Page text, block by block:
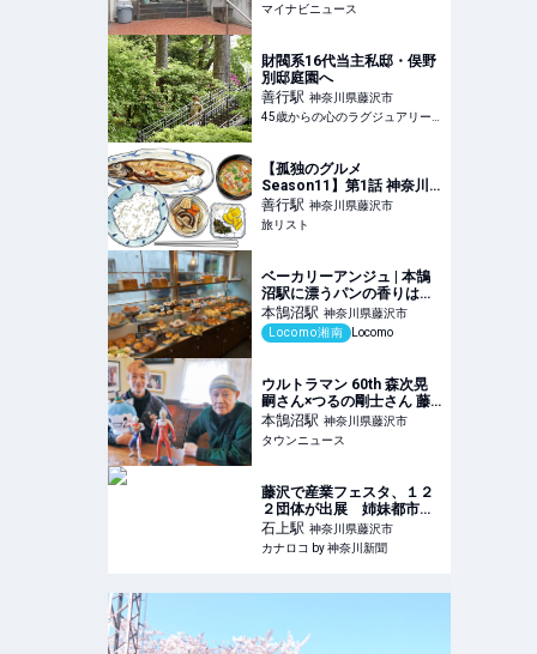
マイナビニュース
財閥系16代当主私邸・俣野
別邸庭園へ
善行駅 神奈川県藤沢市
45歳からの心のラグジュアリーメディア
【孤独のグルメ
Season11】第1話 神奈川
県藤沢市善行のさばみりん
と豚汁『おうちごはん はる
ね』 2026/4/3放送|旅リス
善行駅 神奈川県藤沢市
旅リスト
ベーカリーアンジュ | 本鵠
沼駅に漂うパンの香りは天
然酵母パンから！人気パン
や予約方法もご紹介 | 湘南
の地域メディア Locomo
本鵠沼駅 神奈川県藤沢市
Locomo湘南
Locomo
ウルトラマン 60th 森次晃
嗣さん×つるの剛士さん 藤
沢を愛する２人の英雄 世代
を超えて語る想い | 藤沢 | タ
ウンニュース
本鵠沼駅 神奈川県藤沢市
タウンニュース
藤沢で産業フェスタ、１２
２団体が出展 姉妹都市・
長野県松本市の名産品も |
カナロコ by 神奈川新聞
石上駅 神奈川県藤沢市
カナロコ by 神奈川新聞